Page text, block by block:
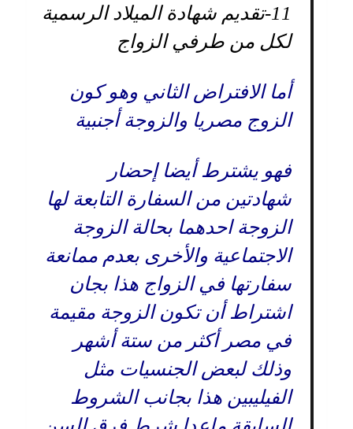
11- تقديم شهادة الميلاد الرسمية
لكل من طرفي الزواج
أما الافتراض الثاني وهو كون
الزوج مصريا والزوجة أجنبية
فهو يشترط أيضا إحضار
شهادتين من السفارة التابعة لها
الزوجة احدهما بحالة الزوجة
الاجتماعية والأخرى بعدم ممانعة
سفارتها في الزواج هذا بجان
اشتراط أن تكون الزوجة مقيمة
في مصر أكثر من ستة أشهر
وذلك لبعض الجنسيات مثل
الفيليبين هذا بجانب الشروط